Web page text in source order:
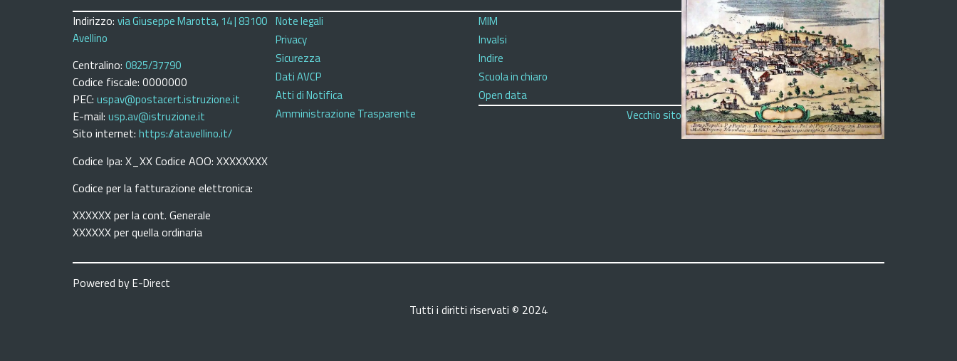
Indirizzo: via Giuseppe Marotta, 14 | 83100
Avellino
Centralino: 0825/37790
Codice fiscale: 0000000
PEC: uspav@postacert.istruzione.it
E-mail: usp.av@istruzione.it
Sito internet: https://atavellino.it/
Codice Ipa: X_XX Codice AOO: XXXXXXXX
Codice per la fatturazione elettronica:
XXXXXX per la cont. Generale
XXXXXX per quella ordinaria
Note legali
Privacy
Sicurezza
Dati AVCP
Atti di Notifica
Amministrazione Trasparente
MIM
Invalsi
Indire
Scuola in chiaro
Open data
Vecchio sito
Powered byE-Direct
Tutti i diritti riservati © 2024